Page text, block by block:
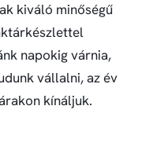
kiváló minőségű
napokig várnia,
vállalni, az év
kínáljuk.